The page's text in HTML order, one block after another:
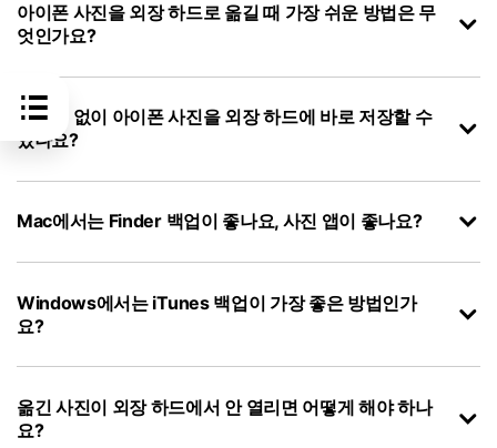
아이폰 사진을 외장 하드로 옮길 때 가장 쉬운 방법은 무
엇인가요?
컴퓨터 없이 아이폰 사진을 외장 하드에 바로 저장할 수
있나요?
Mac에서는 Finder 백업이 좋나요, 사진 앱이 좋나요?
Windows에서는 iTunes 백업이 가장 좋은 방법인가
요?
옮긴 사진이 외장 하드에서 안 열리면 어떻게 해야 하나
요?